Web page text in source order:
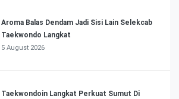
Aroma Balas Dendam Jadi Sisi Lain Selekcab
Taekwondo Langkat
5 August 2026
Taekwondoin Langkat Perkuat Sumut Di